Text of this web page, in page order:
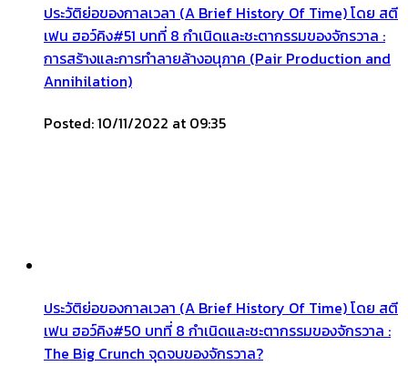
ประวัติย่อของกาลเวลา (A Brief History Of Time) โดย สตี
เฟน ฮอว์คิง#51 บทที่ 8 กำเนิดและชะตากรรมของจักรวาล :
การสร้างและการทำลายล้างอนุภาค (Pair Production and
Annihilation)
Posted: 10/11/2022 at 09:35
ประวัติย่อของกาลเวลา (A Brief History Of Time) โดย สตี
เฟน ฮอว์คิง#50 บทที่ 8 กำเนิดและชะตากรรมของจักรวาล :
The Big Crunch จุดจบของจักรวาล?